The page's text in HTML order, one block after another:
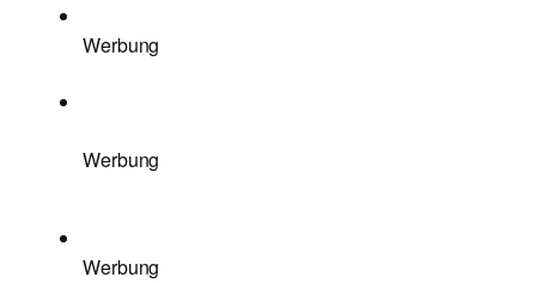
Werbung
Werbung
Werbung